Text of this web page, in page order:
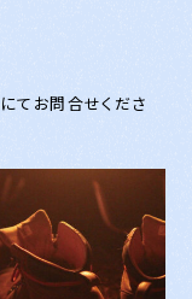
てお問合せくださ